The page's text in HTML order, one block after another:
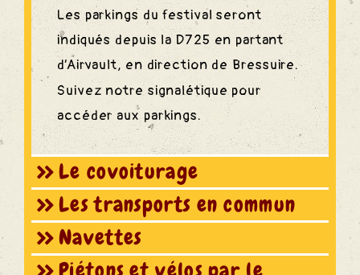
Les parkings du festival seront
indiqués depuis la D725 en partant
d’Airvault, en direction de Bressuire.
Suivez notre signalétique pour
accéder aux parkings.
Le covoiturage
Les transports en commun
Navettes